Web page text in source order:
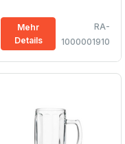
Mehr
Details
RA-
1000001910